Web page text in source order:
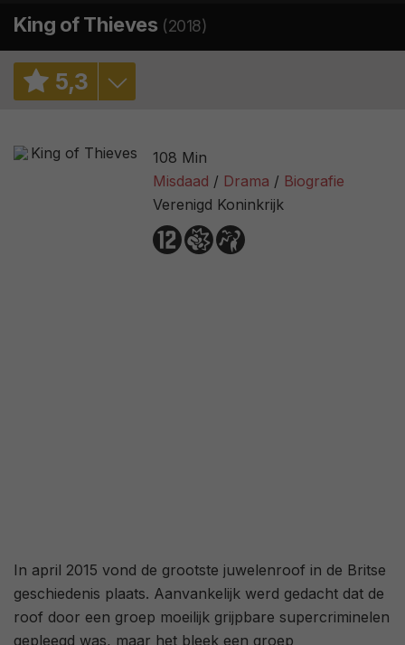
King of Thieves (2018)
5,3
5,6/ 17883
2,8
48
108 Min
Misdaad
Drama
Biografie
Verenigd Koninkrijk
In april 2015 vond de grootste juwelenroof in de Britse
geschiedenis plaats. Aanvankelijk werd gedacht dat de
roof door een groep moeilijk grijpbare supercriminelen
gepleegd was, maar het bleek een groep